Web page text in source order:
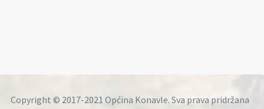
Copyright © 2017-2021 Općina Konavle. Sva prava pridržana